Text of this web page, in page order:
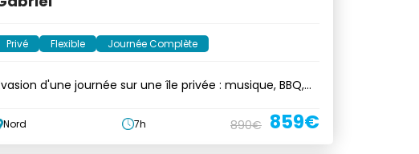
Privé Flexible Journée Complète
d'une journée sur une île privée : musique, BBQ,
Nord 7h 890€ 859€